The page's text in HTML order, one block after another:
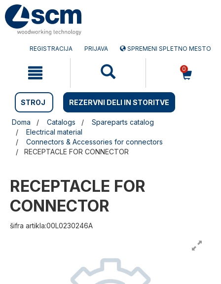
Preskočite
na
vsebino
Preskočite
na
navigacijski
REGISTRACIJA PRIJAVA SPREMENI SPLETNO MESTO
0
STROJ REZERVNI DELI IN STORITVE
Doma Catalogs
Spareparts catalog
Electrical material
Connectors & Accessories for connectors
RECEPTACLE FOR CONNECTOR
RECEPTACLE FOR
CONNECTOR
šifra artikla:00L0230246A